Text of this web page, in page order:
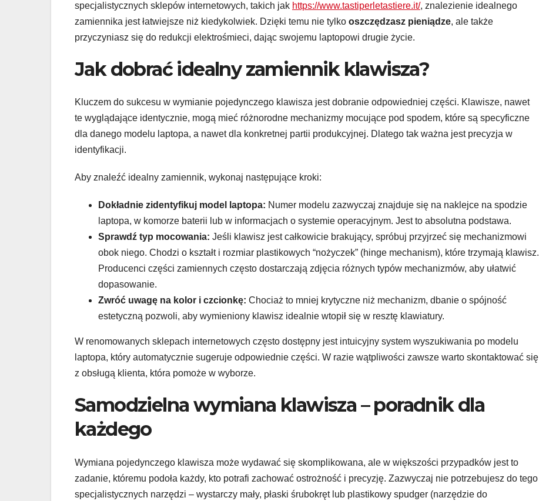
specjalistycznych sklepów internetowych, takich jak https://www.tastiperletastiere.it/, znalezienie idealnego
zamiennika jest łatwiejsze niż kiedykolwiek. Dzięki temu nie tylko oszczędzasz pieniądze, ale także
przyczyniasz się do redukcji elektrośmieci, dając swojemu laptopowi drugie życie.
Jak dobrać idealny zamiennik klawisza?
Kluczem do sukcesu w wymianie pojedynczego klawisza jest dobranie odpowiedniej części. Klawisze, nawet
te wyglądające identycznie, mogą mieć różnorodne mechanizmy mocujące pod spodem, które są specyficzne
dla danego modelu laptopa, a nawet dla konkretnej partii produkcyjnej. Dlatego tak ważna jest precyzja w
identyfikacji.
Aby znaleźć idealny zamiennik, wykonaj następujące kroki:
Dokładnie zidentyfikuj model laptopa: Numer modelu zazwyczaj znajduje się na naklejce na spodzie
laptopa, w komorze baterii lub w informacjach o systemie operacyjnym. Jest to absolutna podstawa.
Sprawdź typ mocowania: Jeśli klawisz jest całkowicie brakujący, spróbuj przyjrzeć się mechanizmowi
obok niego. Chodzi o kształt i rozmiar plastikowych “nożyczek” (hinge mechanism), które trzymają klawisz.
Producenci części zamiennych często dostarczają zdjęcia różnych typów mechanizmów, aby ułatwić
dopasowanie.
Zwróć uwagę na kolor i czcionkę: Chociaż to mniej krytyczne niż mechanizm, dbanie o spójność
estetyczną pozwoli, aby wymieniony klawisz idealnie wtopił się w resztę klawiatury.
W renomowanych sklepach internetowych często dostępny jest intuicyjny system wyszukiwania po modelu
laptopa, który automatycznie sugeruje odpowiednie części. W razie wątpliwości zawsze warto skontaktować się
z obsługą klienta, która pomoże w wyborze.
Samodzielna wymiana klawisza – poradnik dla
każdego
Wymiana pojedynczego klawisza może wydawać się skomplikowana, ale w większości przypadków jest to
zadanie, któremu podoła każdy, kto potrafi zachować ostrożność i precyzję. Zazwyczaj nie potrzebujesz do tego
specjalistycznych narzędzi – wystarczy mały, płaski śrubokręt lub plastikowy spudger (narzędzie do